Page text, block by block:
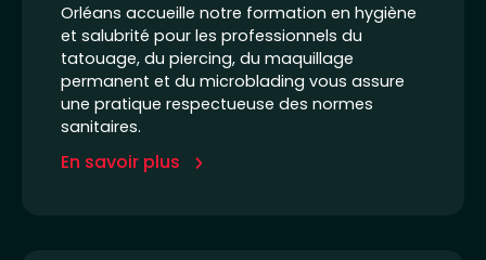
Orléans accueille notre formation en hygiène
et salubrité pour les professionnels du
tatouage, du piercing, du maquillage
permanent et du microblading vous assure
une pratique respectueuse des normes
sanitaires.
En savoir plus